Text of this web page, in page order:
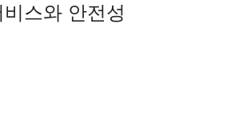
스와 안전성